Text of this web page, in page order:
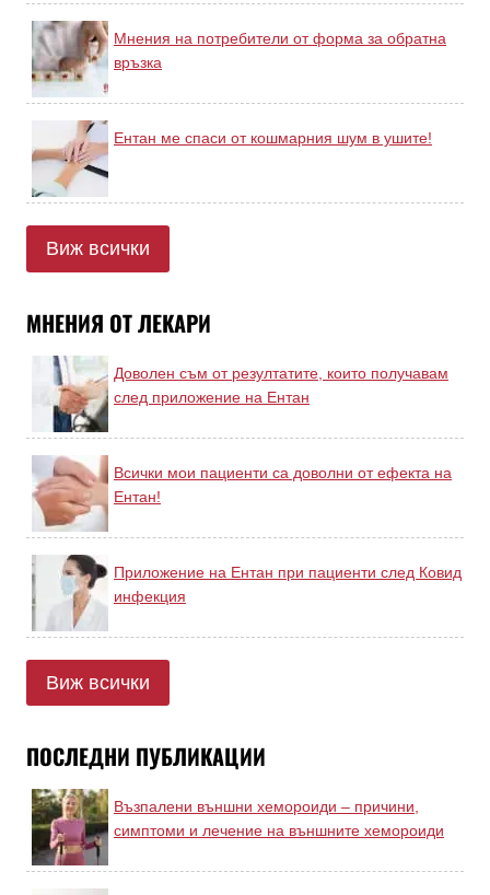
Мнения на потребители от форма за обратна
връзка
Ентан ме спаси от кошмарния шум в ушите!
Виж всички
МНЕНИЯ ОТ ЛЕКАРИ
Доволен съм от резултатите, които получавам
след приложение на Ентан
Всички мои пациенти са доволни от ефекта на
Ентан!
Приложение на Ентан при пациенти след Ковид
инфекция
Виж всички
ПОСЛЕДНИ ПУБЛИКАЦИИ
Възпалени външни хемороиди – причини,
симптоми и лечение на външните хемороиди